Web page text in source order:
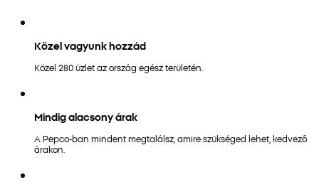
Közel vagyunk hozzád
Közel 280 üzlet az ország egész területén.
Mindig alacsony árak
A Pepco-ban mindent megtalálsz, amire szükséged lehet, kedvező
árakon.